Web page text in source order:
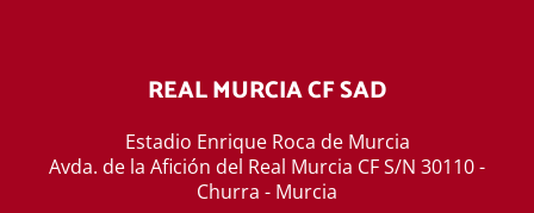
REAL MURCIA CF SAD
Estadio Enrique Roca de Murcia
Avda. de la Afición del Real Murcia CF S/N 30110 -
Churra - Murcia